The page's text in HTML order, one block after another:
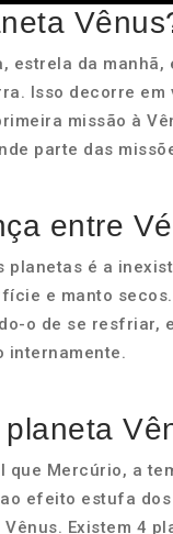
estrela da
Isso decorre
missão à
parte das
entre
é a
e manto
o de se resfriar,
internamente.
que Mercúrio, a
efeito estufa
Existem 4